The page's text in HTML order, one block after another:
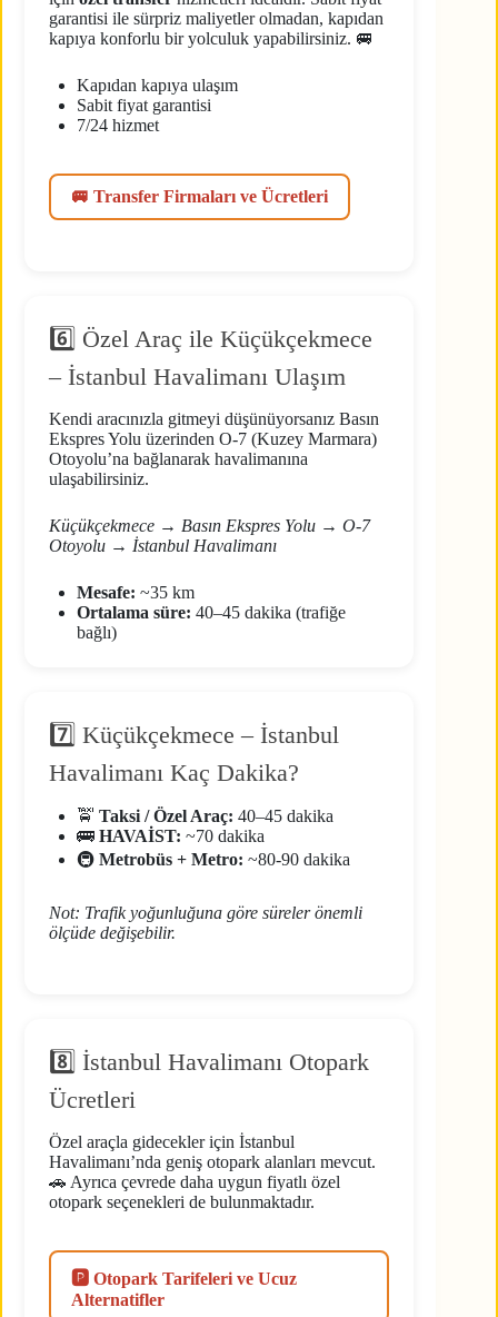
garantisi ile sürpriz maliyetler olmadan, kapıdan
kapıya konforlu bir yolculuk yapabilirsiniz. 🚐
Kapıdan kapıya ulaşım
Sabit fiyat garantisi
7/24 hizmet
🚐 Transfer Firmaları ve Ücretleri
6️⃣ Özel Araç ile Küçükçekmece
– İstanbul Havalimanı Ulaşım
Kendi aracınızla gitmeyi düşünüyorsanız Basın
Ekspres Yolu üzerinden O-7 (Kuzey Marmara)
Otoyolu’na bağlanarak havalimanına
ulaşabilirsiniz.
Küçükçekmece → Basın Ekspres Yolu → O-7
Otoyolu → İstanbul Havalimanı
Mesafe: ~35 km
Ortalama süre: 40–45 dakika (trafiğe
bağlı)
7️⃣ Küçükçekmece – İstanbul
Havalimanı Kaç Dakika?
🚖 Taksi / Özel Araç: 40–45 dakika
🚌 HAVAİST: ~70 dakika
🚇 Metrobüs + Metro: ~80-90 dakika
Not: Trafik yoğunluğuna göre süreler önemli
ölçüde değişebilir.
8️⃣ İstanbul Havalimanı Otopark
Ücretleri
Özel araçla gidecekler için İstanbul
Havalimanı’nda geniş otopark alanları mevcut.
🚗 Ayrıca çevrede daha uygun fiyatlı özel
otopark seçenekleri de bulunmaktadır.
🅿️ Otopark Tarifeleri ve Ucuz
Alternatifler